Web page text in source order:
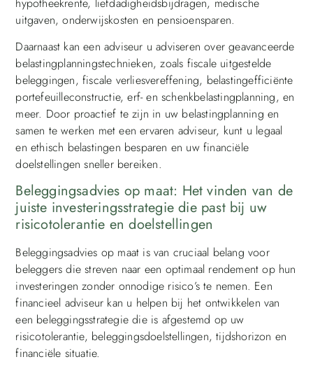
uitgaven, onderwijskosten en pensioensparen.
Daarnaast kan een adviseur u adviseren over geavanceerde
belastingplanningstechnieken, zoals fiscale uitgestelde
beleggingen, fiscale verliesvereffening, belastingefficiënte
portefeuilleconstructie, erf- en schenkbelastingplanning, en
meer. Door proactief te zijn in uw belastingplanning en
samen te werken met een ervaren adviseur, kunt u legaal
en ethisch belastingen besparen en uw financiële
doelstellingen sneller bereiken.
Beleggingsadvies op maat: Het vinden van de
juiste investeringsstrategie die past bij uw
risicotolerantie en doelstellingen
Beleggingsadvies op maat is van cruciaal belang voor
beleggers die streven naar een optimaal rendement op hun
investeringen zonder onnodige risico’s te nemen. Een
financieel adviseur kan u helpen bij het ontwikkelen van
een beleggingsstrategie die is afgestemd op uw
risicotolerantie, beleggingsdoelstellingen, tijdshorizon en
financiële situatie.